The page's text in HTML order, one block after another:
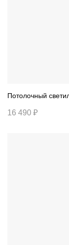
16 490 ₽